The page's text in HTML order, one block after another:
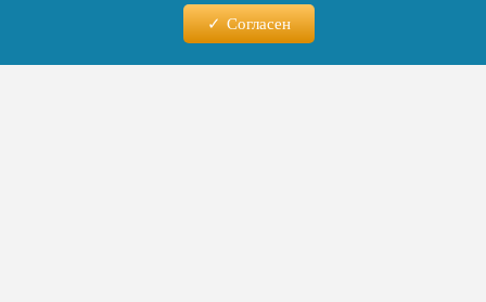
Губернатор Тульской области
Согласен